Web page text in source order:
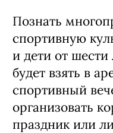
Познать
спортивную
и дети от
будет взять в
спортивный
организовать
праздник или